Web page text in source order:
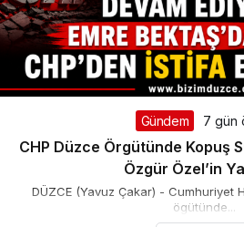
Gündem 7 gün
CHP Düzce Örgütünde Kopuş
Özgür Özel’in
DÜZCE (Yavuz Çakar) - Cumhuriyet
ögütünde...